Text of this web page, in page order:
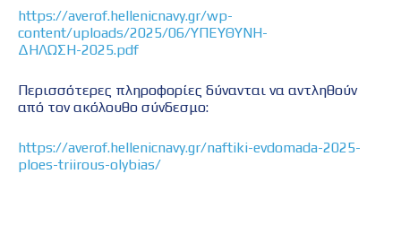
https://averof.hellenicnavy.gr/wp-
content/uploads/2025/06/ΥΠΕΥΘΥΝΗ-
ΔΗΛΩΣΗ-2025.pdf
Περισσότερες πληροφορίες δύνανται να αντληθούν
από τον ακόλουθο σύνδεσμο:
https://averof.hellenicnavy.gr/naftiki-evdomada-2025-
ploes-triirous-olybias/